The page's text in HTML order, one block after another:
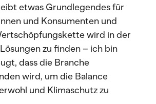
etwas Grundlegendes für
und Konsumenten und
wird in der
zu finden – ich bin
dass die Branche
wird, um die Balance
und Klimaschutz zu